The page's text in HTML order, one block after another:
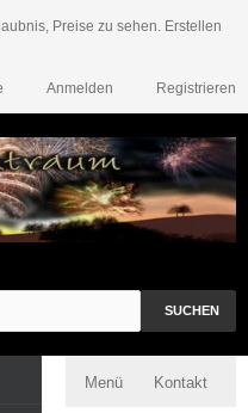
Preise zu sehen. Erstellen
Registrieren
Anmelden
SUCHEN
Menü Kontakt